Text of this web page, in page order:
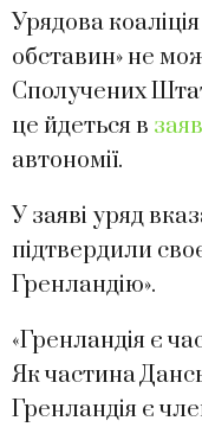
Урядова
обставин» не
Сполучених
це йдеться в
автономії.
У заяві уряд
підтвердили
Гренландію».
«Гренландія є
Як частина
Гренландія є